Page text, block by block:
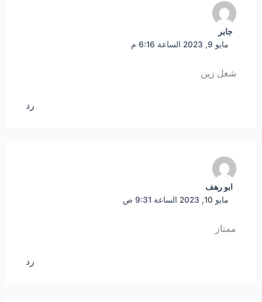
جابر
مايو 9, 2023 الساعة 6:16 م
شغل زين
رد
ابو رهف
مايو 10, 2023 الساعة 9:31 ص
ممتاز
رد